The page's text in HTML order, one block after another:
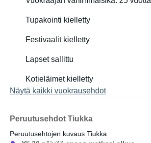
Tupakointi kielletty
Festivaalit kielletty
Lapset sallittu
Kotieläimet kielletty
Näytä kaikki vuokrausehdot
Peruutusehdot Tiukka
Peruutusehtojen kuvaus Tiukka